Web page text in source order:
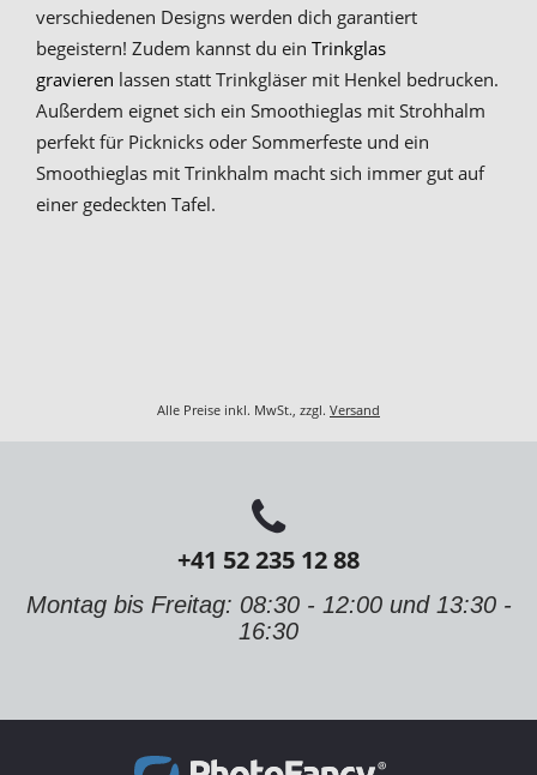
verschiedenen Designs werden dich garantiert
begeistern! Zudem kannst du ein Trinkglas
gravieren lassen statt Trinkgläser mit Henkel bedrucken.
Außerdem eignet sich ein Smoothieglas mit Strohhalm
perfekt für Picknicks oder Sommerfeste und ein
Smoothieglas mit Trinkhalm macht sich immer gut auf
einer gedeckten Tafel.
Alle Preise inkl. MwSt., zzgl. Versand
+41 52 235 12 88
Montag bis Freitag: 08:30 - 12:00 und 13:30 -
16:30